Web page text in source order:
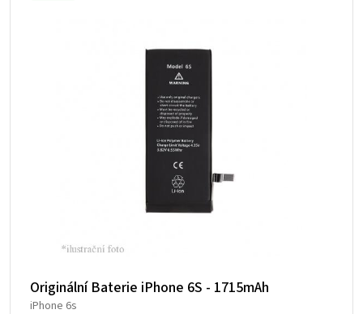
Originální Baterie iPhone 6S - 1715mAh
iPhone 6s